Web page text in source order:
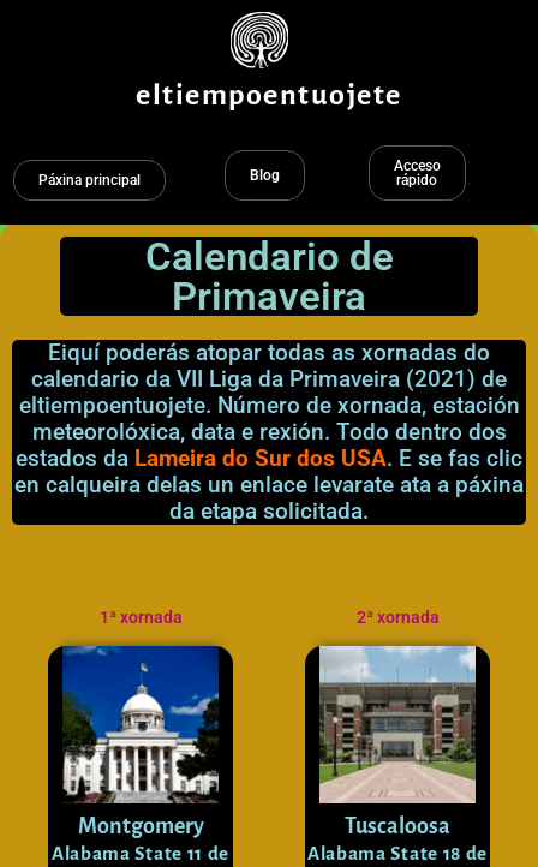
eltiempoentuojete
Páxina principal Blog
Acceso
rápido
Calendario de
Primaveira
Eiquí poderás atopar todas as xornadas do
calendario da VII Liga da Primaveira (2021) de
eltiempoentuojete. Número de xornada, estación
meteorolóxica, data e rexión. Todo dentro dos
estados da Lameira do Sur dos USA. E se fas clic
en calqueira delas un enlace levarate ata a páxina
da etapa solicitada.
1ª xornada
Montgomery
Alabama State 11 de
2ª xornada
Tuscaloosa
Alabama State 18 de